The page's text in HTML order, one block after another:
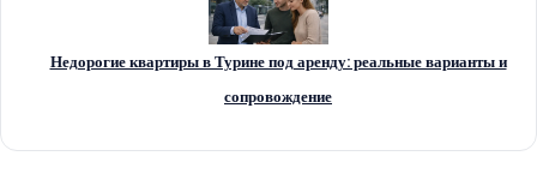
Недорогие квартиры в Турине под аренду: реальные варианты и
сопровождение